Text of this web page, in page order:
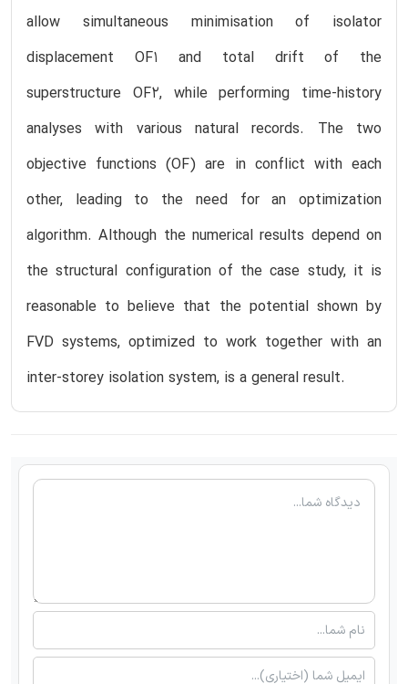
allow simultaneous minimisation of isolator
displacement OF1 and total drift of the
superstructure OF2, while performing time-history
analyses with various natural records. The two
objective functions (OF) are in conflict with each
other, leading to the need for an optimization
algorithm. Although the numerical results depend on
the structural configuration of the case study, it is
reasonable to believe that the potential shown by
FVD systems, optimized to work together with an
inter-storey isolation system, is a general result.